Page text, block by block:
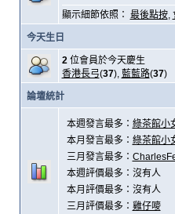
顯示細節依照： 最後點按,
今天生日
2位會員於今天慶生
香港長弓(37), 藍藍路(37)
論壇統計
本週發言最多： 綠茶館小
本月發言最多： 綠茶館小
三月發言最多：
本週評價最多：沒有人
本月評價最多：沒有人
三月評價最多： 雞仔嘜